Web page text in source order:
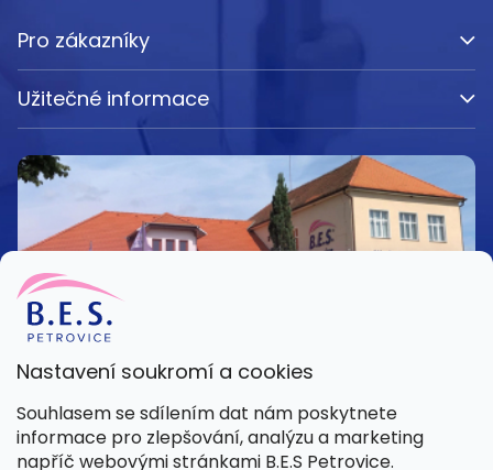
Nastavení soukromí a cookies
Souhlasem se sdílením dat nám poskytnete
informace pro zlepšování, analýzu a marketing
napříč webovými stránkami B.E.S Petrovice.
Pro zákazníky
Užitečné informace
Kamenná prodejna
Pondělí – Pátek 8:00 – 15:30
Petrovice 42, 262 55 Petrovice